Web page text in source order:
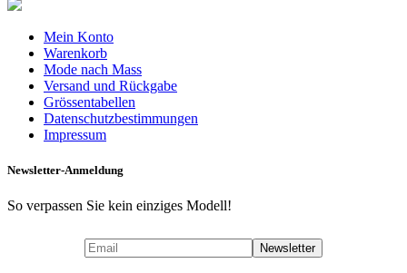
Mein Konto
Warenkorb
Mode nach Mass
Versand und Rückgabe
Grössentabellen
Datenschutzbestimmungen
Impressum
Newsletter-Anmeldung
So verpassen Sie kein einziges Modell!